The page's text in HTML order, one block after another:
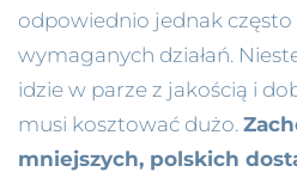
odpowiednio jednak
wymaganych działań.
idzie w parze z jakością i
musi kosztować dużo.
mniejszych, polskich